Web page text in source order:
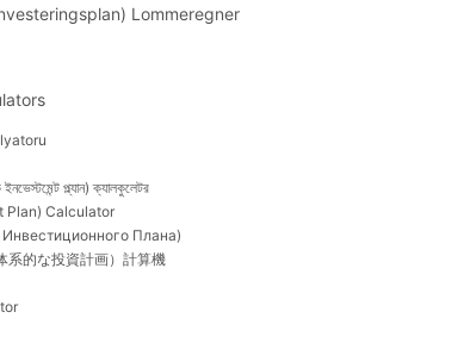
Lommeregner
প্ল্যান) ক্যালকুলেটর
Plan) Calculator
Инвестиционного Плана)
系的な投資計画）計算機